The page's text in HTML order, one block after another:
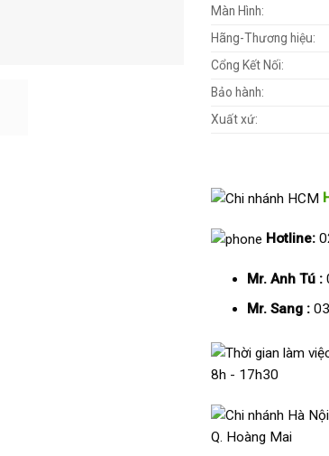
Màn Hình:
Hãng-Thương hiệu:
Cổng Kết Nối:
Bảo hành:
Xuất xứ:
Hotline:
Mr. Anh Tú :
Mr. Sang :
8h - 17h30
Q. Hoàng Mai